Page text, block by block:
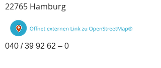
22765 Hamburg
040 / 39 92 62 – 0